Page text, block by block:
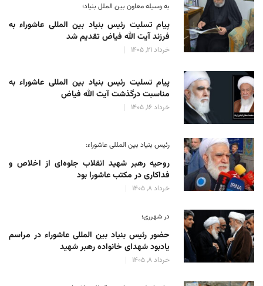
به وسیله معاون بین الملل بنیاد؛
پیام تسلیت رئیس بنیاد بین المللی عاشوراء به
فرزند آیت الله فیاض تقدیم شد
خرداد 21, 1405
پیام تسلیت رئیس بنیاد بین المللی عاشوراء به
مناسبت درگذشت آیت الله فیاض
خرداد 16, 1405
رئیس بنیاد بین المللی عاشوراء:
روحیه رهبر شهید انقلاب جلوه‌ای از اخلاص و
فداکاری در مکتب عاشورا بود
خرداد 8, 1405
در شهرری؛
حضور رئیس بنیاد بین المللی عاشوراء در مراسم
یادبود شهدای خانواده رهبر شهید
خرداد 8, 1405